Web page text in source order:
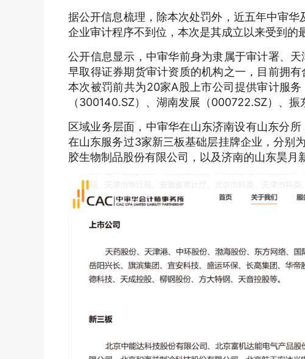
据公开信息梳理，除本次处罚外，近五年中审华
企业审计程序不到位，本次是其成立以来受到的
公开信息显示，中审华前身为隶属于审计署、天
早取得证券期货审计资质的机构之一，目前拥
本次被罚前共为20家A股上市公司提供审计服
（300140.SZ）、湖南发展（000722.SZ）、
区域业务层面，中审华在山东济南设有山东分所
在山东服务过3家新三板基础层挂牌企业，分别
胶生物制品股份有限公司，以及济南的山东昊月